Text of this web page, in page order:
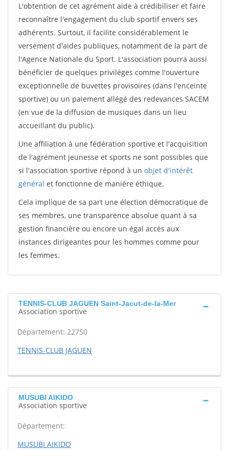
L'obtention de cet agrément aide à crédibiliser et faire
reconnaître l'engagement du club sportif envers ses
adhérents. Surtout, il facilite considérablement le
versement d'aides publiques, notamment de la part de
l'Agence Nationale du Sport. L'association pourra aussi
bénéficier de quelques privilèges comme l'ouverture
exceptionnelle de buvettes provisoires (dans l'enceinte
sportive) ou un paiement allégé des redevances SACEM
(en vue de la diffusion de musiques dans un lieu
accueillant du public).
Une affiliation à une fédération sportive et l'acquisition
de l'agrément jeunesse et sports ne sont possibles que
si l'association sportive répond à un objet d'intérêt
général et fonctionne de manière éthique.
Cela implique de sa part une élection démocratique de
ses membres, une transparence absolue quant à sa
gestion financière ou encore un égal accès aux
instances dirigeantes pour les hommes comme pour
les femmes.
TENNIS-CLUB JAGUEN Saint-Jacut-de-la-Mer
Association sportive
Département: 22750
TENNIS-CLUB JAGUEN
MUSUBI AIKIDO
Association sportive
Département:
MUSUBI AIKIDO